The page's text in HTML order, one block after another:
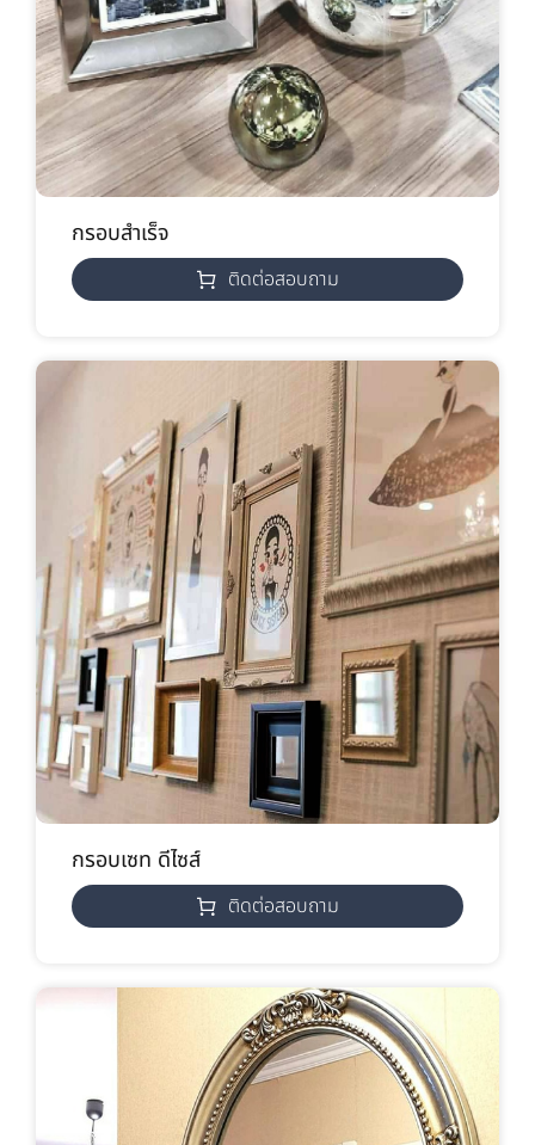
กรอบสำเร็จ
ติดต่อสอบถาม
กรอบเซท ดีไซส์
ติดต่อสอบถาม